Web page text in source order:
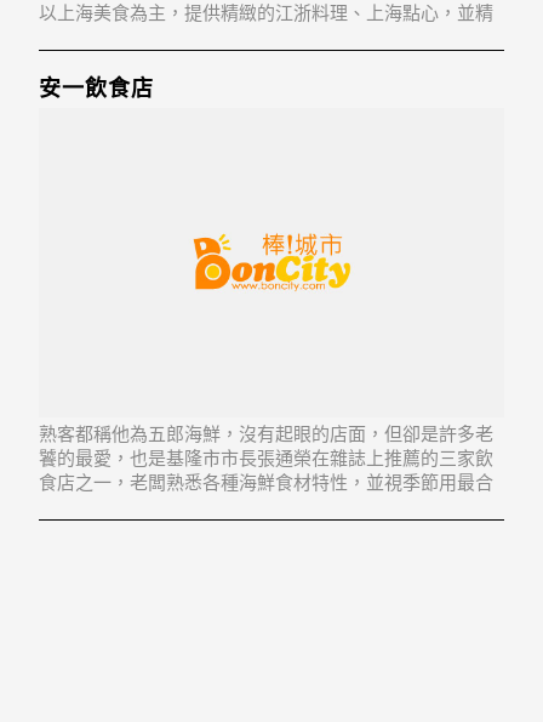
以上海美食為主，提供精緻的江浙料理、上海點心，並精
安一飲食店
熟客都稱他為五郎海鮮，沒有起眼的店面，但卻是許多老
饕的最愛，也是基隆市市長張通榮在雜誌上推薦的三家飲
食店之一，老闆熟悉各種海鮮食材特性，並視季節用最合